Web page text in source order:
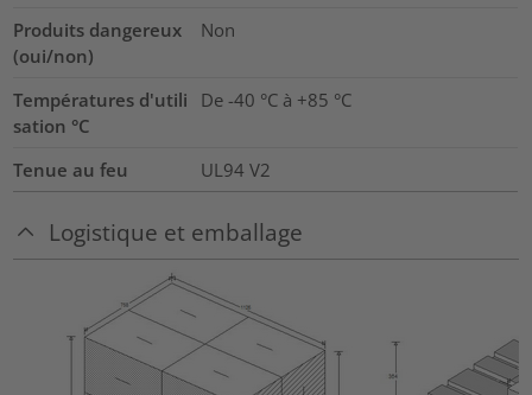
Produits dangereux
(oui/non)
Non
Températures d'utili
sation °C
De -40 °C à +85 °C
Tenue au feu UL94 V2
Logistique et emballage